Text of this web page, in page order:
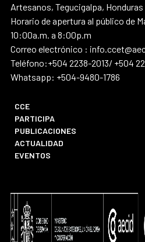
Artesanos, Tegucigalpa, Honduras
Horario de apertura al público de
10:00a.m. a 8:00p.m
Correo electrónico :
Teléfono:+504 2238-2013/ +504
Whatsapp: +504-9480-1786
CCE
PARTICIPA
PUBLICACIONES
ACTUALIDAD
EVENTOS